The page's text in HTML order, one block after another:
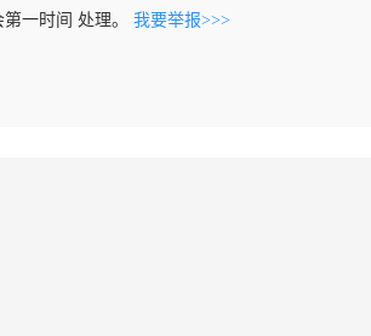
一时间 处理。 我要举报>>>